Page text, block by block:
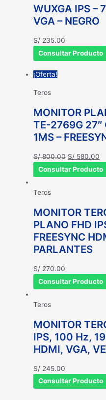
WUXGA IPS –
VGA – NEGRO
S/ 235.00
Consultar Producto
¡Oferta!
Teros
MONITOR
TE-2769G 27″
1MS –
S/800.00 El
precio
original
S/ 580.00
Consultar Producto
Teros
MONITOR
PLANO FHD
FREESYNC
PARLANTES
S/ 270.00
Consultar Producto
Teros
MONITOR
IPS, 100 Hz,
HDMI, VGA,
S/ 245.00
Consultar Producto